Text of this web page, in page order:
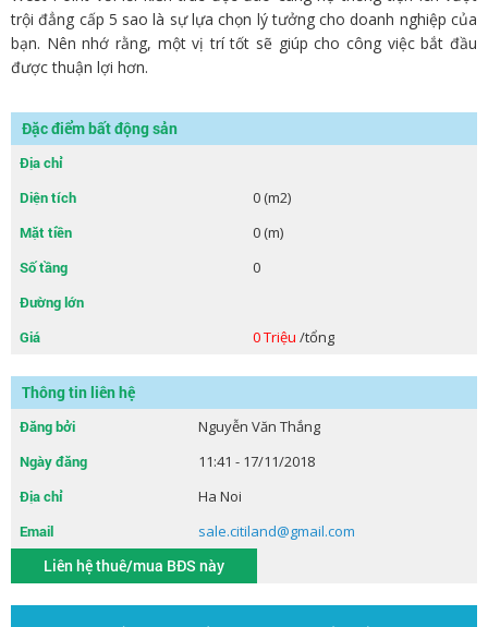
trội đẳng cấp 5 sao là sự lựa chọn lý tưởng cho doanh nghiệp của
bạn. Nên nhớ rằng, một vị trí tốt sẽ giúp cho công việc bắt đầu
được thuận lợi hơn.
Đặc điểm bất động sản
Địa chỉ
Diện tích
0 (m2)
Mặt tiền
0 (m)
Số tầng
0
Đường lớn
Giá
0 Triệu /tổng
Thông tin liên hệ
Đăng bởi
Nguyễn Văn Thắng
Ngày đăng
11:41 - 17/11/2018
Địa chỉ
Ha Noi
Email
sale.citiland@gmail.com
Số điện thoại
Liên hệ thuê/mua BĐS này